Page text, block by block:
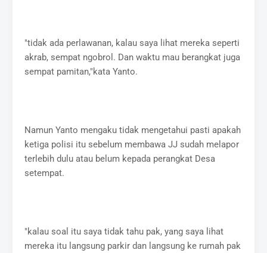
"tidak ada perlawanan, kalau saya lihat mereka seperti
akrab, sempat ngobrol. Dan waktu mau berangkat juga
sempat pamitan,"kata Yanto.
Namun Yanto mengaku tidak mengetahui pasti apakah
ketiga polisi itu sebelum membawa JJ sudah melapor
terlebih dulu atau belum kepada perangkat Desa
setempat.
"kalau soal itu saya tidak tahu pak, yang saya lihat
mereka itu langsung parkir dan langsung ke rumah pak